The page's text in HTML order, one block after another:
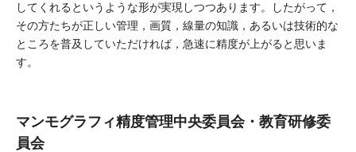
してくれるというような形が実現しつつあります。したがって，
その方たちが正しい管理，画質，線量の知識，あるいは技術的な
ところを普及していただければ，急速に精度が上がると思いま
す。
マンモグラフィ精度管理中央委員会・教育研修委
員会